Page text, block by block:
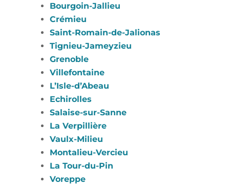
Bourgoin-Jallieu
Crémieu
Saint-Romain-de-Jalionas
Tignieu-Jameyzieu
Grenoble
Villefontaine
L’Isle-d’Abeau
Echirolles
Salaise-sur-Sanne
La Verpillière
Vaulx-Milieu
Montalieu-Vercieu
La Tour-du-Pin
Voreppe